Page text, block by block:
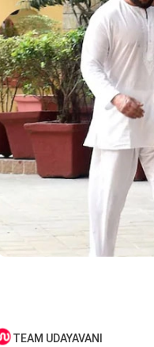
TEAM UDAYAVANI